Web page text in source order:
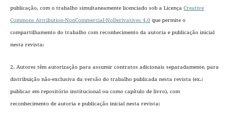
publicação, com o trabalho simultaneamente licenciado sob a Licença Creative
Commons Attribution-NonCommercial-NoDerivatives 4.0 que permite o
compartilhamento do trabalho com reconhecimento da autoria e publicação inicial
nesta revista;
2. Autores têm autorização para assumir contratos adicionais separadamente, para
distribuição não-exclusiva da versão do trabalho publicada nesta revista (ex.:
publicar em repositório institucional ou como capítulo de livro), com
reconhecimento de autoria e publicação inicial nesta revista;